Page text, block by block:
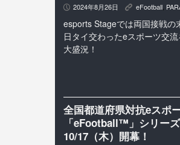
P 2024年8月26日 K eFootball,
esports Stageでは両国接戦の
日タイ交わったeスポーツ交
大盛況！
全国都道府県対抗eスポ
「eFootball™」シリー
10/17（木）開幕！